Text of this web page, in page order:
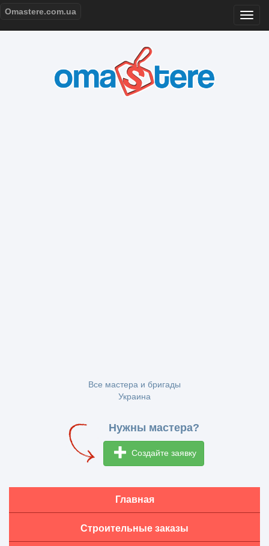
Omastere.com.ua
Все мастера и бригады
Украина
Нужны мастера?
Создайте заявку
Главная
Строительные заказы